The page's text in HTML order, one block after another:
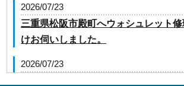
2026/07/23
三重県松阪市殿町へウォシュレット
けお伺いしました。
2026/07/23